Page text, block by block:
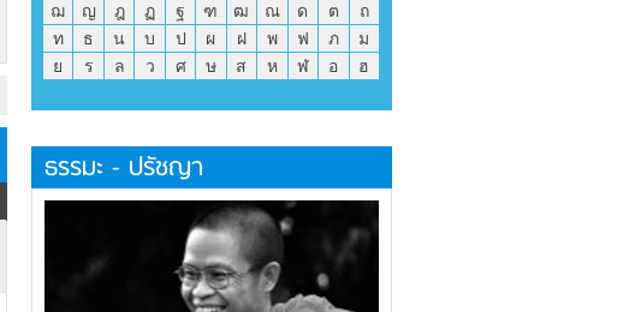
14 15
ฌ
ญ ฎ ฏ ฐ ฑ ฒ ณ ด ต
ถ
ท
ธ น บ ป ผ ฝ พ ฟ ภ
ม
ย
ร ล ว ศ ษ ส ห ฬ อ ฮ
ธรรมะ - ปรัชญา